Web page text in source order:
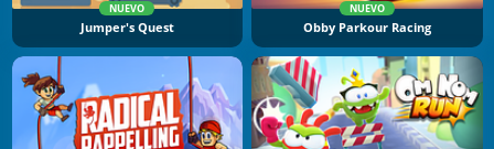
NUEVO
Jumper's Quest
NUEVO
Obby Parkour Racing